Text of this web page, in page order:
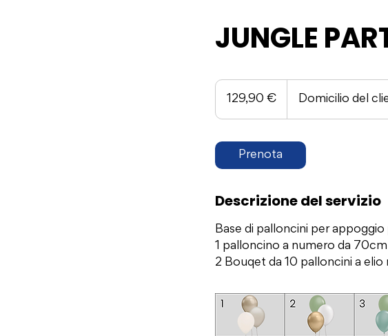
JUNGLE
129,90
euro
129,90 € Domicilio del
Prenota
Descrizione del servizio
Base di palloncini per
1 palloncino a numero da
2 Bouqet da 10 palloncini a elio